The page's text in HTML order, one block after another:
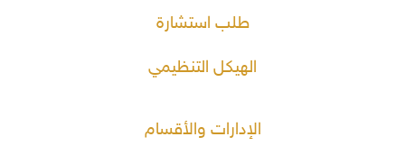
طلب استشارة
الهيكل التنظيمي
الإدارات والأقسام